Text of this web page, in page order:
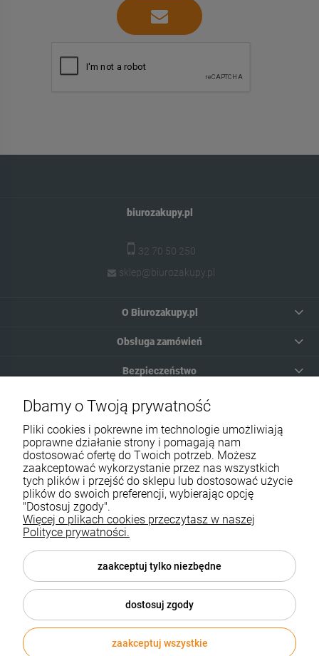
biurozakupy.pl
32 70 50 250
sklep@biurozakupy.pl
O Biurozakupy.pl
Obsługa zamówień
Bezpieczeństwo
Moje konto
Pomoc
Informacje i ceny opublikowane na stronie nie stanowią oferty w
rozumieniu przepisów kodeksu cywilnego.
sklep@biurozakupy.pl
Sklep internetowy Shoper.pl
Dbamy o Twoją prywatność
Pliki cookies i pokrewne im technologie umożliwiają
poprawne działanie strony i pomagają nam
dostosować ofertę do Twoich potrzeb. Możesz
zaakceptować wykorzystanie przez nas wszystkich
tych plików i przejść do sklepu lub dostosować użycie
plików do swoich preferencji, wybierając opcję
"Dostosuj zgody".
Więcej o plikach cookies przeczytasz w naszej
Polityce prywatności.
zaakceptuj tylko niezbędne
dostosuj zgody
zaakceptuj wszystkie